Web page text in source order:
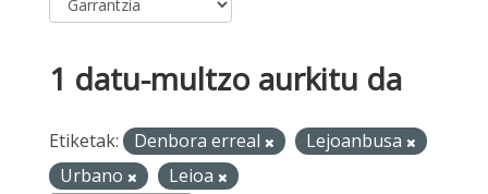
1 datu-multzo aurkitu da
Etiketak: Denbora erreal
Lejoanbusa
Urbano
Leioa